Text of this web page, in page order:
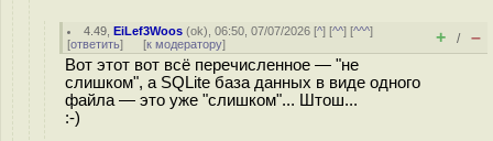
4.49 ,EiLef3Woos (ok), 06:50, 07/07/2026 [^] [^^] [^^^]
[ответить] [к модератору] + / –
Вот этот вот всё перечисленное — "не
слишком", а SQLite база данных в виде одного
файла — это уже "слишком"... Штош...
:-)